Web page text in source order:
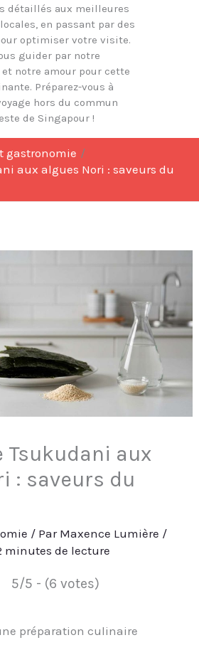
détaillés aux meilleures
en passant par des
optimiser votre visite.
guider par notre
notre amour pour cette
Préparez-vous à
hors du commun
de Singapour !
gastronomie
aux algues Nori : saveurs du
Tsukudani aux
: saveurs du
/ Par Maxence Lumière /
minutes de lecture
5/5 - (6 votes)
préparation culinaire